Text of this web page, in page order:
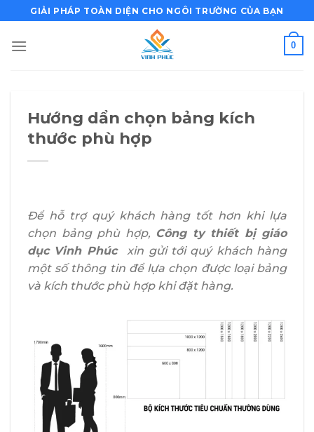
qua
nội
GIẢI PHÁP TOÀN DIỆN CHO NGÔI TRƯỜNG CỦA BẠN
0
Hướng dẩn chọn bảng kích
thước phù hợp
Để hỗ trợ quý khách hàng tốt hơn khi lựa
chọn bảng phù hợp, Công ty thiết bị giáo
dục Vinh Phúcxin gửi tới quý khách hàng
một số thông tin để lựa chọn được loại bảng
và kích thước phù hợp khi đặt hàng.